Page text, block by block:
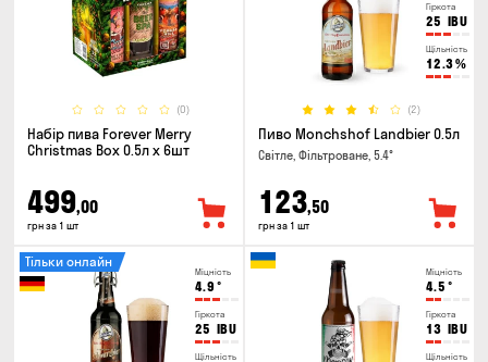
(0)
Набір пива Forever Merry
Christmas Box 0.5л x 6шт
499,00
грн за 1 шт
Гіркота
25 IBU
Щільність
12.3%
(2)
Пиво Monchshof Landbier 0.5л
Світле, Фільтроване, 5.4°
123,50
грн за 1 шт
Міцність
4.9 °
Гіркота
25 IBU
Щільність
Тільки онлайн
Міцність
4.5 °
Гіркота
13 IBU
Щільність